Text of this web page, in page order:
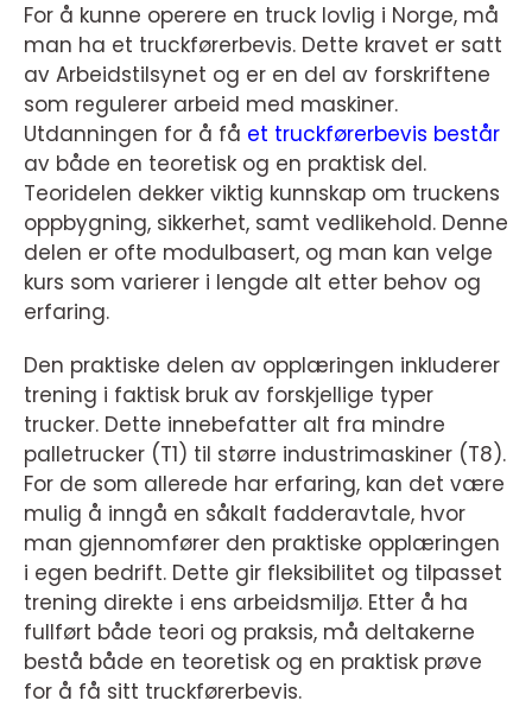
For å kunne operere en truck lovlig i Norge, må
man ha et truckførerbevis. Dette kravet er satt
av Arbeidstilsynet og er en del av forskriftene
som regulerer arbeid med maskiner.
Utdanningen for å få et truckførerbevis består
av både en teoretisk og en praktisk del.
Teoridelen dekker viktig kunnskap om truckens
oppbygning, sikkerhet, samt vedlikehold. Denne
delen er ofte modulbasert, og man kan velge
kurs som varierer i lengde alt etter behov og
erfaring.
Den praktiske delen av opplæringen inkluderer
trening i faktisk bruk av forskjellige typer
trucker. Dette innebefatter alt fra mindre
palletrucker (T1) til større industrimaskiner (T8).
For de som allerede har erfaring, kan det være
mulig å inngå en såkalt fadderavtale, hvor
man gjennomfører den praktiske opplæringen
i egen bedrift. Dette gir fleksibilitet og tilpasset
trening direkte i ens arbeidsmiljø. Etter å ha
fullført både teori og praksis, må deltakerne
bestå både en teoretisk og en praktisk prøve
for å få sitt truckførerbevis.